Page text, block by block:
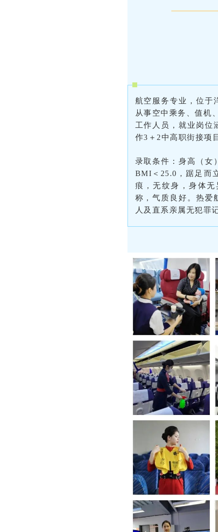
航空服务专业，位于
从事空中乘务、值机
工作人员，就业岗位
作3＋2中高职街接项
录取条件：身高（女
BMI＜25.0，踞足而
痕，无纹身，身体
称，气质良好。热爱
人及直系亲属无犯罪